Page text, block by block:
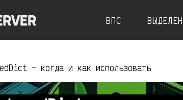
ВПС
— когда и как использовать